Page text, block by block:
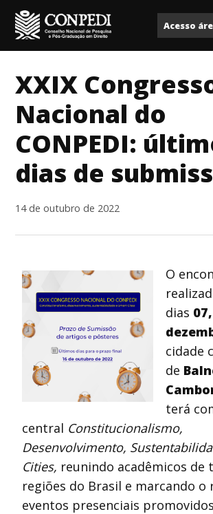
para
o
Conpedi
Acesso
XXIX
Nacional do
CONPEDI:
dias de
14 de outubro de 2022
O
dias
cidade
de
terá
central Constitucionalismo,
Desenvolvimento,
Cities, reunindo acadêmicos de
regiões do Brasil e marcando o
eventos presenciais